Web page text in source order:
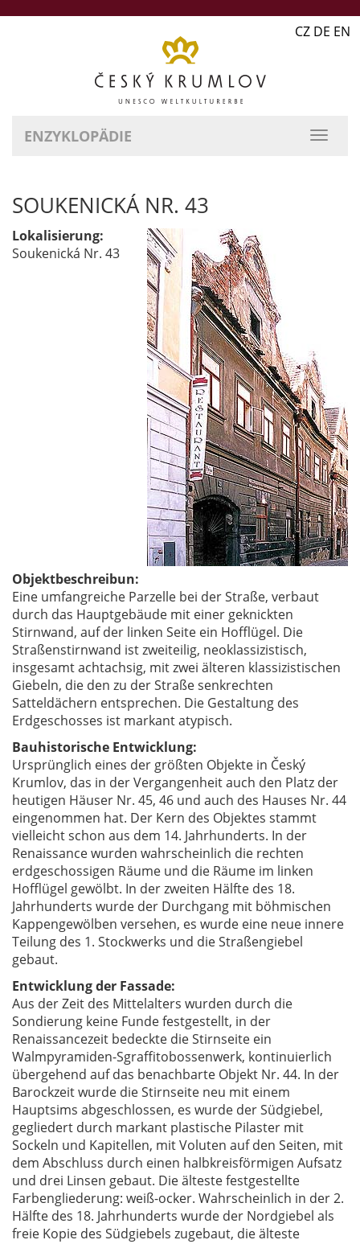
CZ DE EN
ENZYKLOPÄDIE
SOUKENICKÁ NR. 43
Lokalisierung:
Soukenická Nr. 43
Objektbeschreibun:
Eine umfangreiche Parzelle bei der Straße, verbaut
durch das Hauptgebäude mit einer geknickten
Stirnwand, auf der linken Seite ein Hofflügel. Die
Straßenstirnwand ist zweiteilig, neoklassizistisch,
insgesamt achtachsig, mit zwei älteren klassizistischen
Giebeln, die den zu der Straße senkrechten
Satteldächern entsprechen. Die Gestaltung des
Erdgeschosses ist markant atypisch.
Bauhistorische Entwicklung:
Ursprünglich eines der größten Objekte in Český
Krumlov, das in der Vergangenheit auch den Platz der
heutigen Häuser Nr. 45, 46 und auch des Hauses Nr. 44
eingenommen hat. Der Kern des Objektes stammt
vielleicht schon aus dem 14. Jahrhunderts. In der
Renaissance wurden wahrscheinlich die rechten
erdgeschossigen Räume und die Räume im linken
Hofflügel gewölbt. In der zweiten Hälfte des 18.
Jahrhunderts wurde der Durchgang mit böhmischen
Kappengewölben versehen, es wurde eine neue innere
Teilung des 1. Stockwerks und die Straßengiebel
gebaut.
Entwicklung der Fassade:
Aus der Zeit des Mittelalters wurden durch die
Sondierung keine Funde festgestellt, in der
Renaissancezeit bedeckte die Stirnseite ein
Walmpyramiden-Sgraffitobossenwerk, kontinuierlich
übergehend auf das benachbarte Objekt Nr. 44. In der
Barockzeit wurde die Stirnseite neu mit einem
Hauptsims abgeschlossen, es wurde der Südgiebel,
gegliedert durch markant plastische Pilaster mit
Sockeln und Kapitellen, mit Voluten auf den Seiten, mit
dem Abschluss durch einen halbkreisförmigen Aufsatz
und drei Linsen gebaut. Die älteste festgestellte
Farbengliederung: weiß-ocker. Wahrscheinlich in der 2.
Hälfte des 18. Jahrhunderts wurde der Nordgiebel als
freie Kopie des Südgiebels zugebaut, die älteste